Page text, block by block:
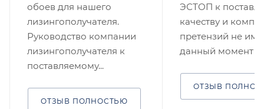
обоев для нашего
лизингополучателя.
Руководство компании
лизингополучателя к
поставляемому...
ОТЗЫВ ПОЛНОСТЬЮ
ЭСТОП к
качеству и
претензий не
данный момент ...
ОТЗЫВ